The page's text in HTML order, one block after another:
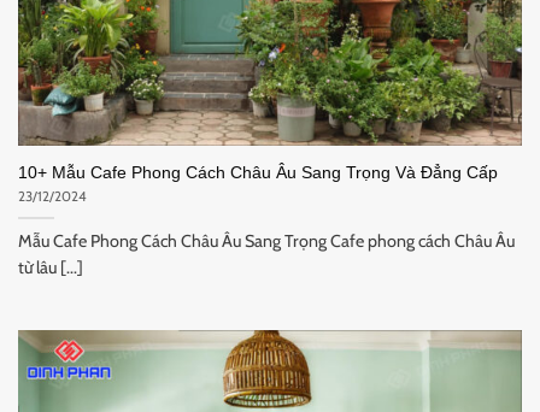
10+ Mẫu Cafe Phong Cách Châu Âu Sang Trọng Và Đẳng Cấp
23/12/2024
Mẫu Cafe Phong Cách Châu Âu Sang Trọng Cafe phong cách Châu Âu
từ lâu [...]